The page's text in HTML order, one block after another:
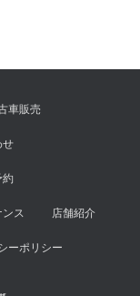
車販売
せ
約
ス 店舗紹介
ーポリシー